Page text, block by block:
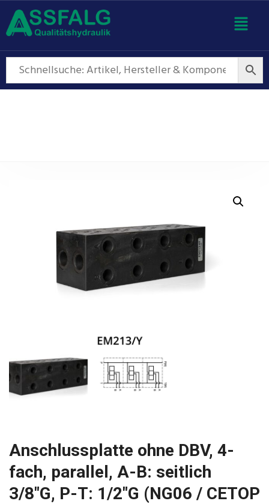
Anschlussplatte ohne DBV, 4-
fach, parallel, A-B: seitlich
3/8″G, P-T: 1/2″G (NG06 / CETOP